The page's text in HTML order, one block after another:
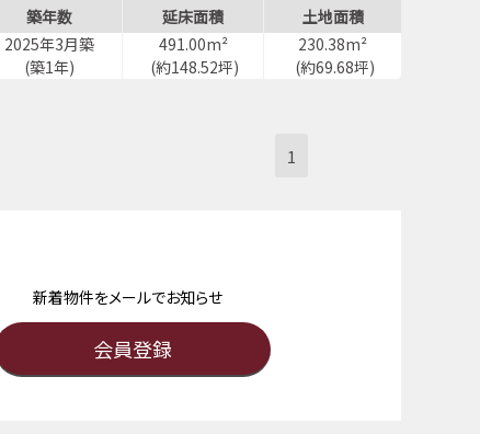
築年数 延床面積 土地面積
2025年3月築
(築1年)
491.00m²
(約148.52坪)
230.38m²
(約69.68坪)
1
新着物件をメールでお知らせ
会員登録